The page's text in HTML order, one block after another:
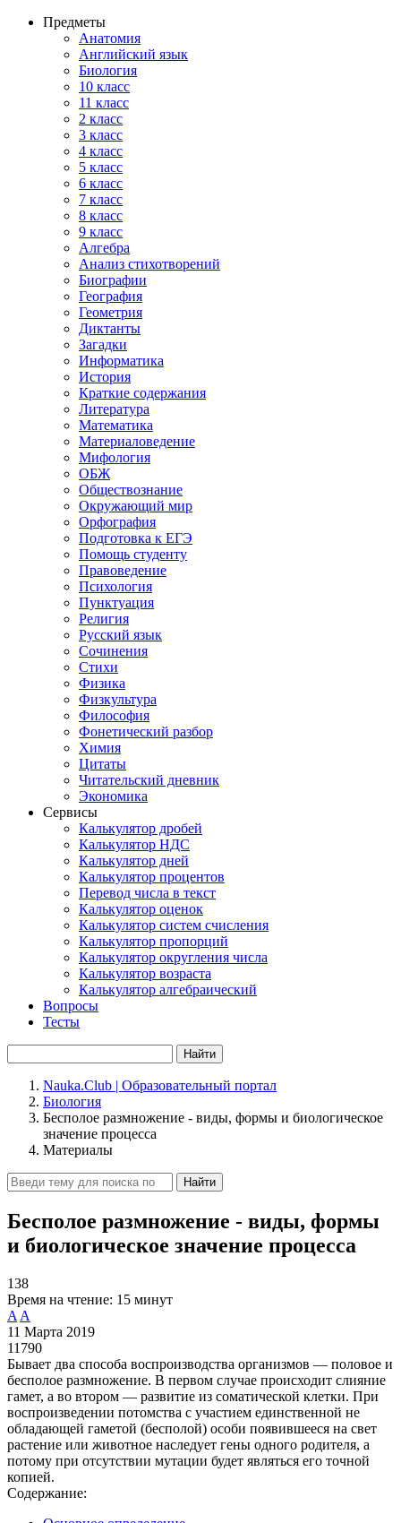
Предметы
Анатомия
Английский язык
Биология
10 класс
11 класс
2 класс
3 класс
4 класс
5 класс
6 класс
7 класс
8 класс
9 класс
Алгебра
Анализ стихотворений
Биографии
География
Геометрия
Диктанты
Загадки
Информатика
История
Краткие содержания
Литература
Математика
Материаловедение
Мифология
ОБЖ
Обществознание
Окружающий мир
Орфография
Подготовка к ЕГЭ
Помощь студенту
Правоведение
Психология
Пунктуация
Религия
Русский язык
Сочинения
Стихи
Физика
Физкультура
Философия
Фонетический разбор
Химия
Цитаты
Читательский дневник
Экономика
Сервисы
Калькулятор дробей
Калькулятор НДС
Калькулятор дней
Калькулятор процентов
Перевод числа в текст
Калькулятор оценок
Калькулятор систем счисления
Калькулятор пропорций
Калькулятор округления числа
Калькулятор возраста
Калькулятор алгебраический
Вопросы
Тесты
Найти
Nauka.Club | Образовательный портал
Биология
Бесполое размножение - виды, формы и биологическое
значение процесса
Материалы
Найти
Бесполое размножение - виды, формы
и биологическое значение процесса
138
Время на чтение: 15 минут
A A
11 Марта 2019
11790
Бывает два способа воспроизводства организмов — половое и
бесполое размножение. В первом случае происходит слияние
гамет, а во втором — развитие из соматической клетки. При
воспроизведении потомства с участием единственной не
обладающей гаметой (бесполой) особи появившееся на свет
растение или животное наследует гены одного родителя, а
потому при отсутствии мутации будет являться его точной
копией.
Содержание: